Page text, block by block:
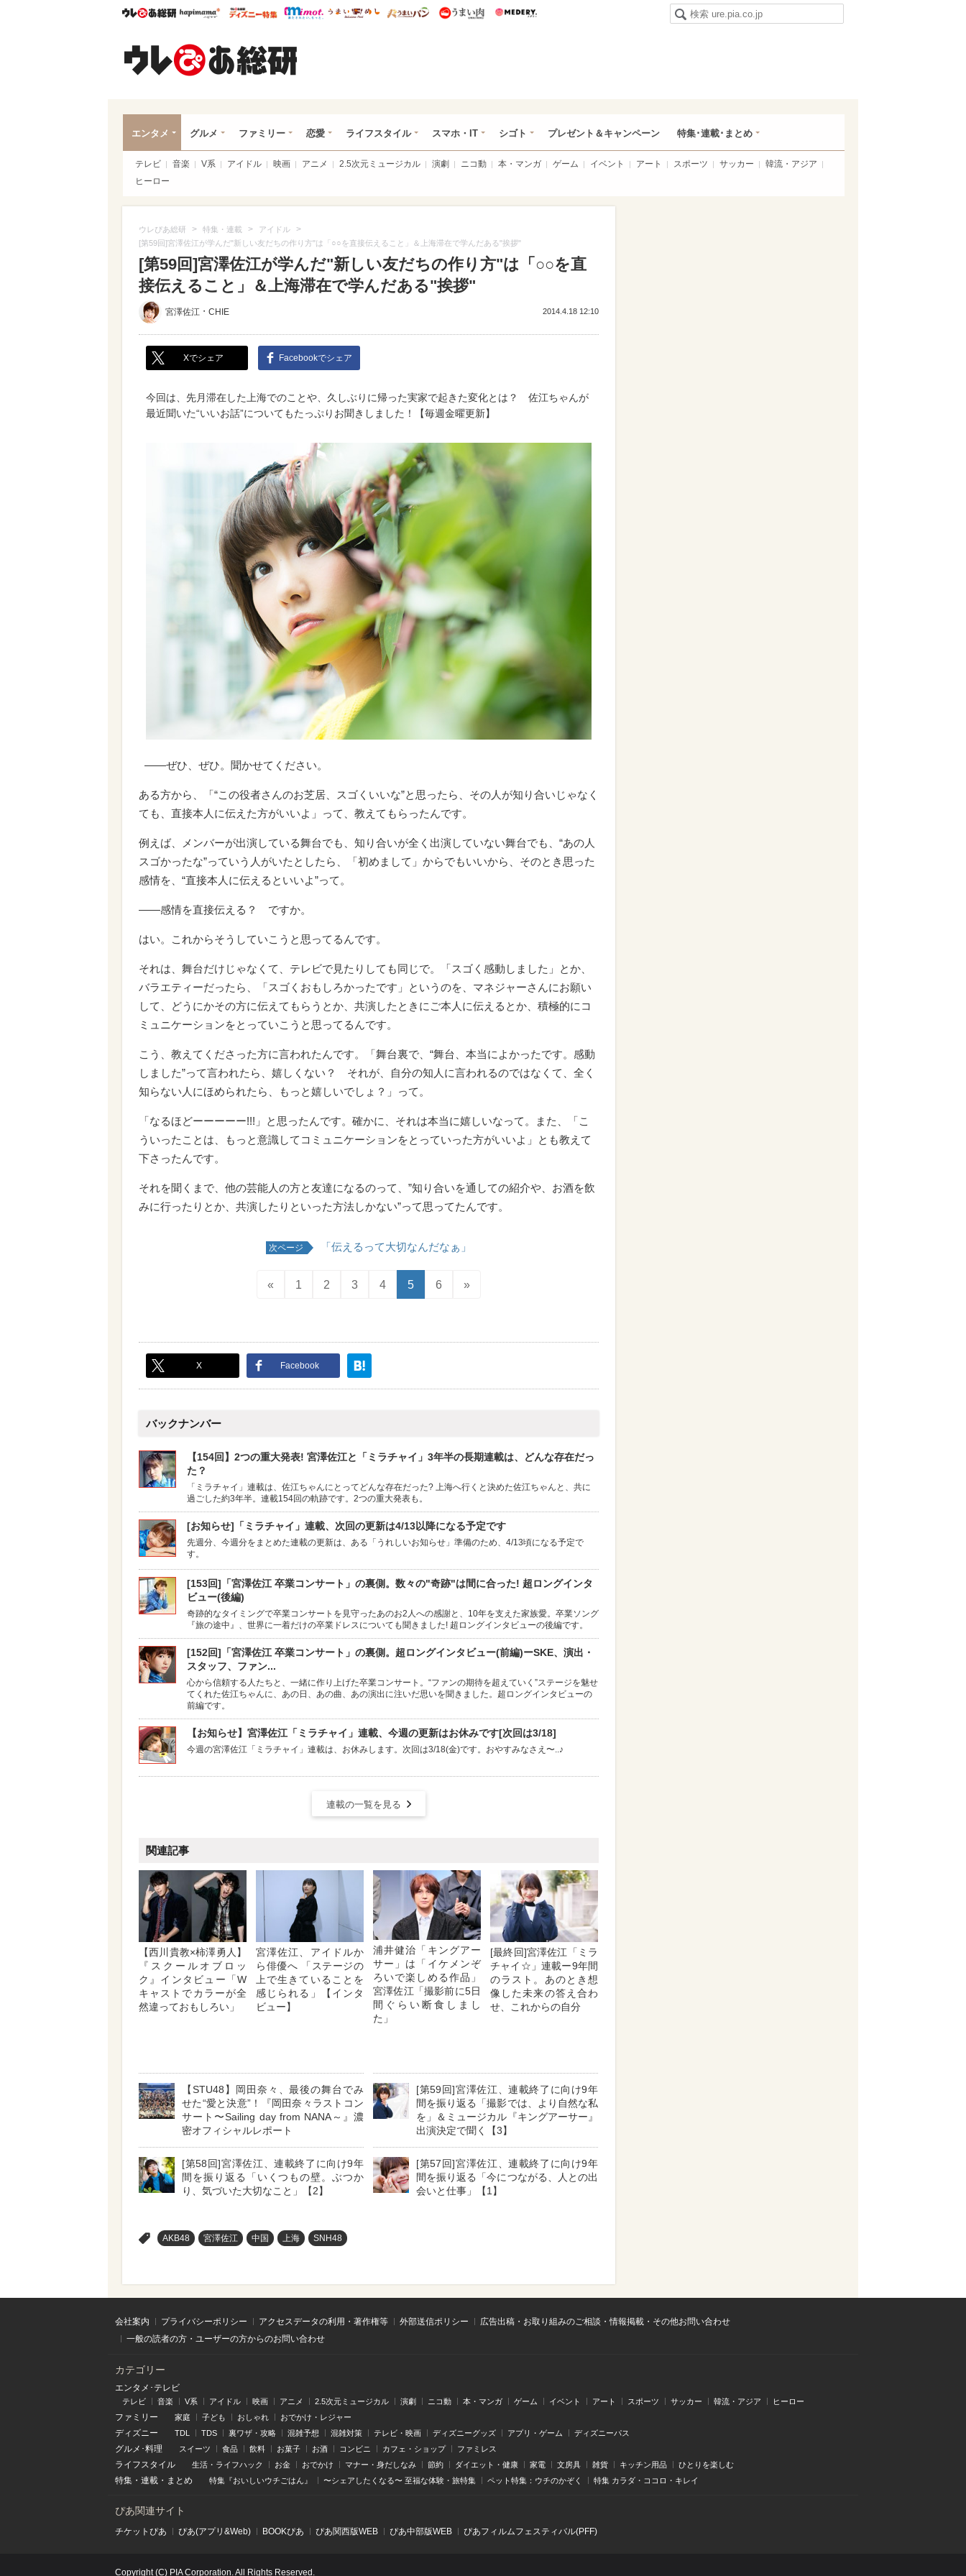
ウレぴあ総研ハピママ* ウレぴあ総研 ディズニー特集
mimot. うまいめし うまいパン うまい肉
エンタメ グルメ ファミリー 恋愛 ライフスタイル スマホ・IT シゴト プレゼント＆キャンペーン 特集･連載･まとめ
テレビ 音楽 V系 アイドル 映画 アニメ 2.5次元ミュージカル 演劇 ニコ動 本・マンガ ゲーム イベント アート スポーツ サッカー
韓流・アジア
ヒーロー
ウレぴあ総研 > 特集・連載 > アイドル >
[第59回]宮澤佐江が学んだ"新しい友だちの作り方"は「○○を直接伝えること」＆上海滞在で学んだある"挨拶"
[第59回]宮澤佐江が学んだ"新しい友だちの作り方"は「○○を直
接伝えること」＆上海滞在で学んだある"挨拶"
宮澤佐江 ・ CHIE 2014.4.18 12:10
Xでシェア Facebookでシェア
今回は、先月滞在した上海でのことや、久しぶりに帰った実家で起きた変化とは？ 佐江ちゃんが
最近聞いた“いいお話”についてもたっぷりお聞きしました！【毎週金曜更新】
――ぜひ、ぜひ。聞かせてください。
ある方から、「“この役者さんのお芝居、スゴくいいな”と思ったら、その人が知り合いじゃなく
ても、直接本人に伝えた方がいいよ」って、教えてもらったんです。
例えば、メンバーが出演している舞台でも、知り合いが全く出演していない舞台でも、“あの人
スゴかったな”っていう人がいたとしたら、「初めまして」からでもいいから、そのとき思った
感情を、“直接本人に伝えるといいよ”って。
――感情を直接伝える？ ですか。
はい。これからそうしていこうと思ってるんです。
それは、舞台だけじゃなくて、テレビで見たりしても同じで。「スゴく感動しました」とか、
バラエティーだったら、「スゴくおもしろかったです」というのを、マネジャーさんにお願い
して、どうにかその方に伝えてもらうとか、共演したときにご本人に伝えるとか、積極的にコ
ミュニケーションをとっていこうと思ってるんです。
こう、教えてくださった方に言われたんです。「舞台裏で、“舞台、本当によかったです。感動
しました”って言われたら、嬉しくない？ それが、自分の知人に言われるのではなくて、全く
知らない人にほめられたら、もっと嬉しいでしょ？」って。
「なるほどーーーーー!!!」と思ったんです。確かに、それは本当に嬉しいなって。また、「こ
ういったことは、もっと意識してコミュニケーションをとっていった方がいいよ」とも教えて
下さったんです。
それを聞くまで、他の芸能人の方と友達になるのって、”知り合いを通しての紹介や、お酒を飲
みに行ったりとか、共演したりといった方法しかない”って思ってたんです。
次ページ 「伝えるって大切なんだなぁ」
« 1 2 3 4 5 6 »
X Facebook
バックナンバー
【154回】2つの重大発表! 宮澤佐江と「ミラチャイ」3年半の長期連載は、どんな存在だっ
た？
「ミラチャイ」連載は、佐江ちゃんにとってどんな存在だった? 上海へ行くと決めた佐江ちゃんと、共に
過ごした約3年半。連載154回の軌跡です。2つの重大発表も。
[お知らせ]「ミラチャイ」連載、次回の更新は4/13以降になる予定です
先週分、今週分をまとめた連載の更新は、ある「うれしいお知らせ」準備のため、4/13頃になる予定で
す。
[153回]「宮澤佐江 卒業コンサート」の裏側。数々の"奇跡"は間に合った! 超ロングインタ
ビュー(後編)
奇跡的なタイミングで卒業コンサートを見守ったあのお2人への感謝と、10年を支えた家族愛。卒業ソング
『旅の途中』、世界に一着だけの卒業ドレスについても聞きました! 超ロングインタビューの後編です。
[152回]「宮澤佐江 卒業コンサート」の裏側。超ロングインタビュー(前編)ーSKE、演出・
スタッフ、ファン...
心から信頼する人たちと、一緒に作り上げた卒業コンサート。“ファンの期待を超えていく”ステージを魅せ
てくれた佐江ちゃんに、あの日、あの曲、あの演出に注いだ思いを聞きました。超ロングインタビューの
前編です。
【お知らせ】宮澤佐江「ミラチャイ」連載、今週の更新はお休みです[次回は3/18]
今週の宮澤佐江「ミラチャイ」連載は、お休みします。次回は3/18(金)です。おやすみなさえ〜..♪
連載の一覧を見る
関連記事
【西川貴教×柿澤勇人】
『スクールオブロッ
ク』インタビュー「W
キャストでカラーが全
然違っておもしろい」
宮澤佐江、アイドルか
ら俳優へ 「ステージの
上で生きていることを
感じられる」【インタ
ビュー】
浦井健治「キングアー
サー」は「イケメンぞ
ろいで楽しめる作品」
宮澤佐江「撮影前に5日
間ぐらい断食しまし
た」
[最終回]宮澤佐江「ミラ
チャイ☆」連載ー9年間
のラスト。あのとき想
像した未来の答え合わ
せ、これからの自分
【STU48】岡田奈々、最後の舞台でみ
せた“愛と決意”！『岡田奈々ラストコン
サート〜Sailing day from NANA～』濃
密オフィシャルレポート
[第59回]宮澤佐江、連載終了に向け9年
間を振り返る「撮影では、より自然な私
を」＆ミュージカル『キングアーサー』
出演決定で聞く【3】
[第58回]宮澤佐江、連載終了に向け9年
間を振り返る「いくつもの壁。ぶつか
り、気づいた大切なこと」【2】
[第57回]宮澤佐江、連載終了に向け9年
間を振り返る「今につながる、人との出
会いと仕事」【1】
AKB48 宮澤佐江 中国 上海 SNH48
会社案内 プライバシーポリシー アクセスデータの利用・著作権等 外部送信ポリシー
広告出稿・お取り組みのご相談・情報掲載・その他お問い合わせ
一般の読者の方・ユーザーの方からのお問い合わせ
カテゴリー
エンタメ･テレビ
テレビ 音楽 V系 アイドル 映画 アニメ 2.5次元ミュージカル 演劇 ニコ動 本・マンガ ゲーム イベント アート スポーツ サッカー 韓流・アジア ヒーロー
ファミリー 家庭 子ども おしゃれ おでかけ・レジャー
ディズニー TDL TDS 裏ワザ・攻略 混雑予想 混雑対策 テレビ・映画 ディズニーグッズ アプリ・ゲーム ディズニーパス
グルメ･料理 スイーツ 食品 飲料 お菓子 お酒 コンビニ カフェ・ショップ ファミレス
ライフスタイル 生活・ライフハック お金 おでかけ マナー・身だしなみ 節約 ダイエット・健康 家電 文房具 雑貨 キッチン用品 ひとりを楽しむ
特集 ・ 連載 ・ まとめ 特集『おいしいウチごはん』 〜シェアしたくなる〜 至福な体験・旅特集 ペット特集：ウチのかぞく 特集 カラダ・ココロ・キレイ
ぴあ関連サイト
チケットぴあ ぴあ(アプリ&Web) BOOKぴあ ぴあ関⻄版WEB ぴあ中部版WEB ぴあフィルムフェスティバル(PFF)
Copyright (C) PIA Corporation. All Rights Reserved.